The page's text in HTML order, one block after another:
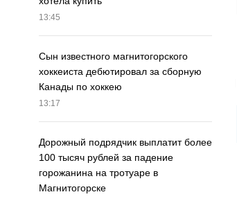
13:45
Сын известного магнитогорского
хоккеиста дебютировал за сборную
Канады по хоккею
13:17
Дорожный подрядчик выплатит более
100 тысяч рублей за падение
горожанина на тротуаре в
Магнитогорске